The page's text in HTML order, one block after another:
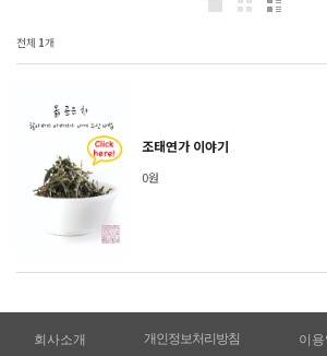
전체 1개
조태연가 이야기
0원
회사소개 개인정보처리방침 이